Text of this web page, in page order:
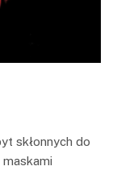
skłonnych do